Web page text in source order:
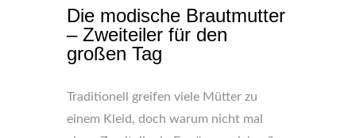
Die modische Brautmutter
– Zweiteiler für den
großen Tag
Traditionell greifen viele Mütter zu
einem Kleid, doch warum nicht mal